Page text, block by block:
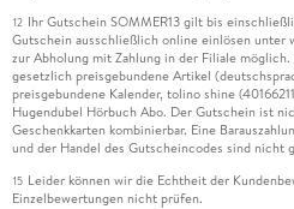
12 Ihr Gutschein SOMMER13 gilt bis
Gutschein ausschließlich online einlösen unter
zur Abholung mit Zahlung in der Filiale
gesetzlich preisgebundene Artikel
preisgebundene Kalender, tolino shine
Hugendubel Hörbuch Abo. Der Gutschein ist
Geschenkkarten kombinierbar. Eine
und der Handel des Gutscheincodes sind nicht
15 Leider können wir die Echtheit der
Einzelbewertungen nicht prüfen.